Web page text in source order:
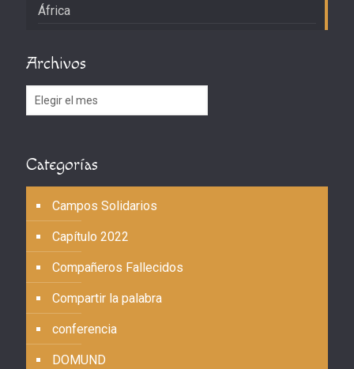
África
Archivos
Archivos
Categorías
Campos Solidarios
Capítulo 2022
Compañeros Fallecidos
Compartir la palabra
conferencia
DOMUND